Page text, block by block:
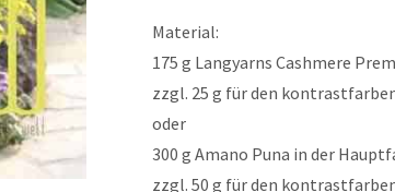
Material:
175 g Langyarns Cashmere
zzgl. 25 g für den
oder
300 g Amano Puna in der
zzgl. 50 g für den